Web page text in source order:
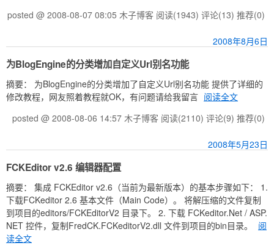
posted @ 2008-08-07 08:05 木子博客 阅读(1943) 评论(13) 推荐(0)
2008年8月6日
为BlogEngine的分类增加自定义Url别名功能
摘要： 为BlogEngine的分类增加了自定义Url别名功能 提供了详细的
修改教程，网友照着教程就OK，有问题请给我留言 阅读全文
posted @ 2008-08-06 14:57 木子博客 阅读(2110) 评论(9) 推荐(0)
2008年5月23日
FCKEditor v2.6 编辑器配置
摘要： 集成 FCKEditor v2.6（当前为最新版本）的基本步骤如下： 1.
下载FCKeditor 2.6 基本文件（Main Code）。 将解压缩的文件复制
到项目的editors/FCKEditorV2 目录下。 2. 下载 FCKeditor.Net / ASP.
NET 控件，复制FredCK.FCKeditorV2.dll 文件到项目的bin目录。
阅
读全文